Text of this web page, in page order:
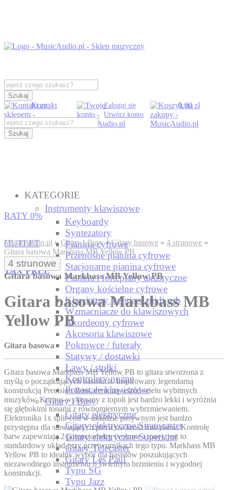
Szukaj
Kontakt
Zaloguj się
Utwórz konto
0,00 zł
Szukaj
KATEGORIE
Instrumenty klawiszowe
Keyboardy
Syntezatory
Pianina cyfrowe
Przenośne pianina cyfrowe
Stacjonarne pianina cyfrowe
Pianina i fortepiany akustyczne
Organy kościelne cyfrowe
Klawiatury sterujące midi usb
Wzmacniacze do klawiszowych
Akordeony cyfrowe
Akcesoria klawiszowe
Pokrowce / futerały
Statywy / dostawki
Ławy / stołki
Kontrolery nożne
Pozostałe klawiszowe
Gitary i Basy
Gitary elektryczne
Gitary elektryczne Stratocaster
Gitary elektryczne Superstrat
Gitary Telecaster
Gitary Les Paul
Typu SG
Typu Jazz
RATY 0%
OUTLET
TAX FREE
MusicAudio.pl »Gitary i Basy»Gitary basowe » 4 strunowe »
Gitara basowa Markbass MB Yellow PB
4 strunowe
Gitara basowa Markbass MB Yellow PB
Gitara basowa Markbass MB
Yellow PB
Gitara basowa
Gitara basowa Markbass MB Yellow PB to gitara stworzona z
myślą o początkujących basistach. Inspirowany legendarną
konstrukcją Precision Bass, cenioną wśród wielu wybitnych
muzyków. Korpus wykonany z topoli jest bardzo lekki i wyróżnia
się głębokimi tonami z równomiernym wybrzmiewaniem.
Elektronika 1x split-coil w układzie pasywnym jest bardzo
przystępna dla stawiających pierwsze kroki muzyków. Kontrolę
barw zapewniają 2 potencjometry (volume i tone), jest to
standardowy układ przy przetwornikach tego typu. Markbass MB
Yellow PB to idealny wybór dla basistów poszukujących
niezawodnego instrumentu o świetnym brzmieniu i wygodnej
konstrukcji​.